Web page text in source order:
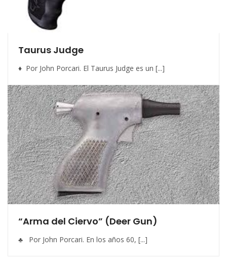
Taurus Judge
♦ Por John Porcari. El Taurus Judge es un [...]
“Arma del Ciervo” (Deer Gun)
♣ Por John Porcari. En los años 60, [...]